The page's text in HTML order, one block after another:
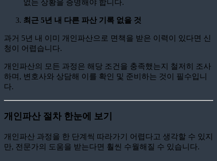
없는 상황을 증명해야 합니다.
최근 5년 내 다른 파산 기록 없을 것
과거 5년 내 이미 개인파산으로 면책을 받은 이력이 있다면 신
청이 어렵습니다.
개인파산의 모든 과정은 해당 조건을 충족했는지 철저히 조사
하며, 변호사와 상담해 이를 확인 및 준비하는 것이 필수입니
다.
개인파산 절차 한눈에 보기
개인파산 과정을 한 단계씩 따라가기 어렵다고 생각할 수 있지
만, 전문가의 도움을 받는다면 훨씬 수월해질 수 있습니다.